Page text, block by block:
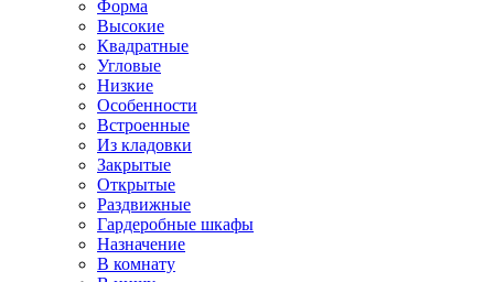
Форма
Высокие
Квадратные
Угловые
Низкие
Особенности
Встроенные
Из кладовки
Закрытые
Открытые
Раздвижные
Гардеробные шкафы
Назначение
В комнату